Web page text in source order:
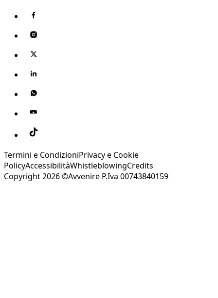
Termini e CondizioniPrivacy e Cookie
PolicyAccessibilitàWhistleblowingCredits
Copyright 2026 ©Avvenire P.Iva 00743840159